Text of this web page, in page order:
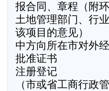
报合同、章程（附
土地管理部门、行
该项目的意见）
中方向所在市对外
批准证书
注册登记
（市或省工商行政